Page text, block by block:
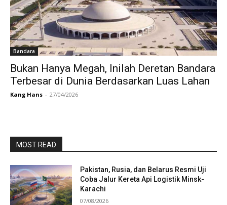
Bandara
Bukan Hanya Megah, Inilah Deretan Bandara
Terbesar di Dunia Berdasarkan Luas Lahan
Kang Hans - 27/04/2026
MOST READ
Pakistan, Rusia, dan Belarus Resmi Uji
Coba Jalur Kereta Api Logistik Minsk-
Karachi
07/08/2026